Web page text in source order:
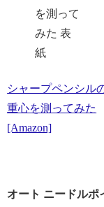
シャープペンシル
重心を測ってみた
[Amazon]
オート ニードルポ